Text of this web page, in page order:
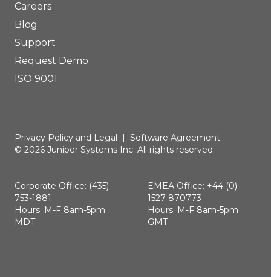
Careers
Blog
Support
Request Demo
ISO 9001
Privacy Policy and Legal | Software Agreement
© 2026 Juniper Systems Inc. All rights reserved.
Corporate Office: (435)
753-1881
Hours: M-F 8am-5pm
MDT
EMEA Office: +44 (0)
1527 870773
Hours: M-F 8am-5pm
GMT